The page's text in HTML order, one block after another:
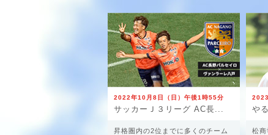
2022年10月8日（日）午後1時55分
サッカーＪ３リーグ AC長...
昇格圏内の2位までに多くのチーム
や
松商